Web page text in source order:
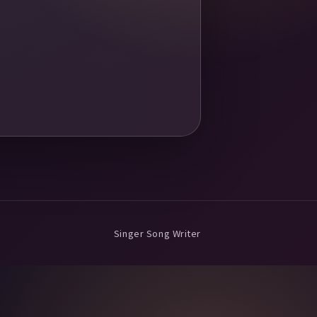
Singer Song Writer